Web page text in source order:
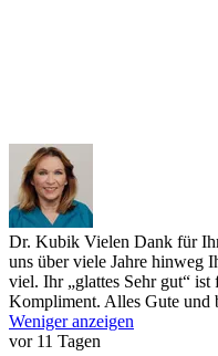
Dr. Kubik Vielen Dank für
uns über viele Jahre hinweg
viel. Ihr „glattes Sehr gut“ ist
Kompliment. Alles Gute und
Weniger anzeigen
vor 11 Tagen